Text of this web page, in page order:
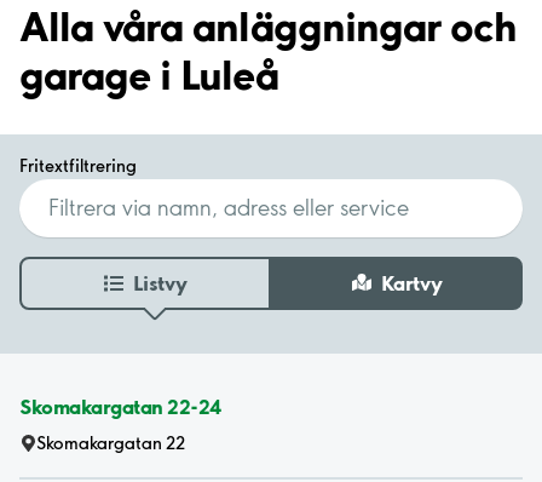
Alla våra anläggningar och
garage i Luleå
Fritextfiltrering
Listvy Kartvy
Skomakargatan 22-24
Skomakargatan 22